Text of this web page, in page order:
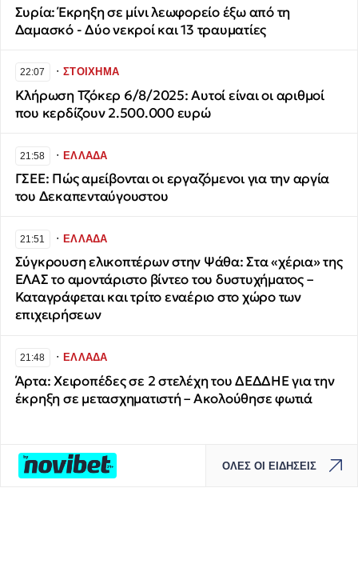
Συρία: Έκρηξη σε μίνι λεωφορείο έξω από τη
Δαμασκό - Δύο νεκροί και 13 τραυματίες
22:07 ∙ΣΤΟΙΧΗΜΑ
Κλήρωση Τζόκερ 6/8/2025: Αυτοί είναι οι αριθμοί
που κερδίζουν 2.500.000 ευρώ
21:58 ∙ΕΛΛΑΔΑ
ΓΣΕΕ: Πώς αμείβονται οι εργαζόμενοι για την αργία
του Δεκαπενταύγουστου
21:51 ∙ΕΛΛΑΔΑ
Σύγκρουση ελικοπτέρων στην Ψάθα: Στα «χέρια» της
ΕΛΑΣ το αμοντάριστο βίντεο του δυστυχήματος –
Καταγράφεται και τρίτο εναέριο στο χώρο των
επιχειρήσεων
21:48 ∙ΕΛΛΑΔΑ
Άρτα: Χειροπέδες σε 2 στελέχη του ΔΕΔΔΗΕ για την
έκρηξη σε μετασχηματιστή – Ακολούθησε φωτιά
ΟΛΕΣ ΟΙ ΕΙΔΗΣΕΙΣ